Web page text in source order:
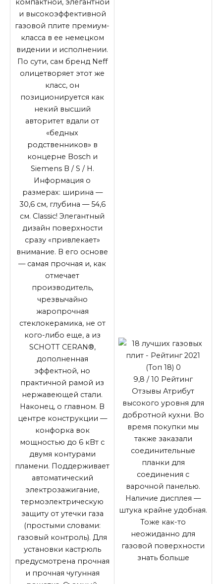
компактной, элегантной
и высокоэффективной
газовой плите премиум-
класса в ее немецком
видении и исполнении.
По сути, сам бренд Neff
олицетворяет этот же
класс, он
позиционируется как
некий высший
авторитет вдали от
«бедных
родственников» в
концерне Bosch и
Siemens B / S / H.
Информация о
размерах: ширина —
30,6 см, глубина — 54,6
см. Classic! Элегантный
дизайн поверхности
сразу «привлекает»
внимание. В его основе
— самая прочная и, как
отмечает
производитель,
чрезвычайно
жаропрочная
стеклокерамика, не от
кого-либо еще, а из
SCHOTT CERAN®,
дополненная
эффектной, но
практичной рамой из
нержавеющей стали.
Наконец, о главном. В
центре конструкции —
конфорка вок
мощностью до 6 кВт с
двумя контурами
пламени. Поддерживает
автоматический
электрозажигание,
термоэлектрическую
защиту от утечки газа
(простыми словами:
газовый контроль). Для
установки кастрюль
предусмотрена прочная
и прочная чугунная
9,8 / 10 Рейтинг
Отзывы Атрибут
высокого уровня для
добротной кухни. Во
время покупки мы
также заказали
соединительные
планки для
соединения с
варочной панелью.
Наличие дисплея —
штука крайне удобная.
Тоже как-то
неожиданно для
газовой поверхности
знать больше